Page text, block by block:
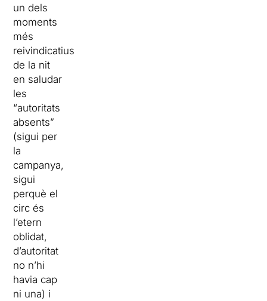
un dels
moments
més
reivindicatius
de la nit
en saludar
les
“autoritats
absents”
(sigui per
la
campanya,
sigui
perquè el
circ és
l’etern
oblidat,
d’autoritat
no n’hi
havia cap
ni una) i